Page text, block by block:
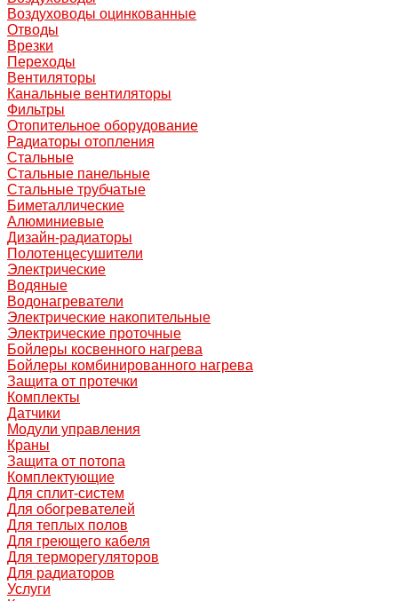
Воздуховоды оцинкованные
Отводы
Врезки
Переходы
Вентиляторы
Канальные вентиляторы
Фильтры
Отопительное оборудование
Радиаторы отопления
Стальные
Стальные панельные
Стальные трубчатые
Биметаллические
Алюминиевые
Дизайн-радиаторы
Полотенцесушители
Электрические
Водяные
Водонагреватели
Электрические накопительные
Электрические проточные
Бойлеры косвенного нагрева
Бойлеры комбинированного нагрева
Защита от протечки
Комплекты
Датчики
Модули управления
Краны
Защита от потопа
Комплектующие
Для сплит-систем
Для обогревателей
Для теплых полов
Для греющего кабеля
Для терморегуляторов
Для радиаторов
Услуги